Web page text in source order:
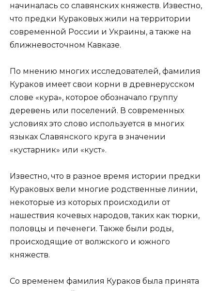
начиналась со славянских княжеств. Известно,
что предки Кураковых жили на территории
современной России и Украины, а также на
ближневосточном Кавказе.
По мнению многих исследователей, фамилия
Кураков имеет свои корни в древнерусском
слове «кура», которое обозначало группу
деревень или поселений. В современных
условиях это слово используется в многих
языках Славянского круга в значении
«кустарник» или «куст».
Известно, что в разное время истории предки
Кураковых вели многие родственные линии,
некоторые из которых происходили от
нашествия кочевых народов, таких как тюрки,
половцы и печенеги. Также были роды,
происходящие от волжского и южного
княжеств.
Со временем фамилия Кураков была принята